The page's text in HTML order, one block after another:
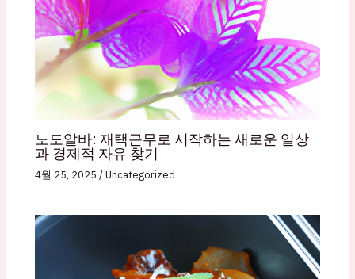
노도알바: 재택근무로 시작하는 새로운 일상
과 경제적 자유 찾기
4월 25, 2025/Uncategorized